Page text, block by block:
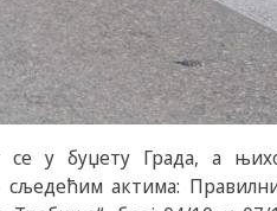
се у буџету Града, а
сљедећим актима: